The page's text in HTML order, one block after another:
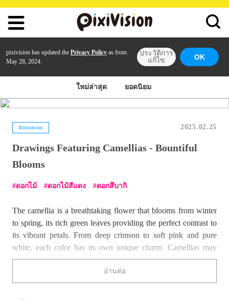
pixivision has updated the Privacy Policy as from
May 28, 2024.
ประวัติการ
แก้ไข
OK
ใหม่ล่าสุด ยอดนิยม
Illustrations 2025.02.25
Drawings Featuring Camellias - Bountiful
Blooms
ดอกไม้ ดอกไม้สีแดง ดอกสึบากิ
The camellia is a breathtaking flower that blooms from winter
to spring, its rich green leaves providing the perfect contrast to
its vibrant petals. From deep crimson to soft pink and pure
white, each color has its own unique charm. Camellias may
appear in your daily life more often than you think, as the
precious oil extracted from their seeds is a key ingredient in
various hair and skincare products.
อ่านต่อ